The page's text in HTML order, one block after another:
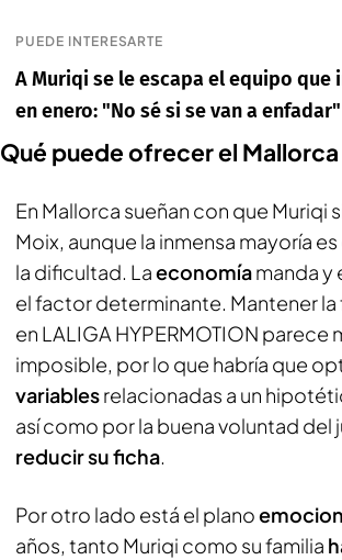
PUEDE INTERESARTE
A Muriqi se le escapa el equipo
en enero: "No sé si se van a enfadar"
Qué puede ofrecer el Mallorca
En Mallorca sueñan con que Muriqi
Moix, aunque la inmensa mayoría
la dificultad. Laeconomíamanda y
el factor determinante. Mantener la
en LALIGA HYPERMOTION parece
imposible, por lo que habría que
variablesrelacionadas a un
así como por la buena voluntad del
reducir su ficha.
Por otro lado está el plano
años, tanto Muriqi como su familia